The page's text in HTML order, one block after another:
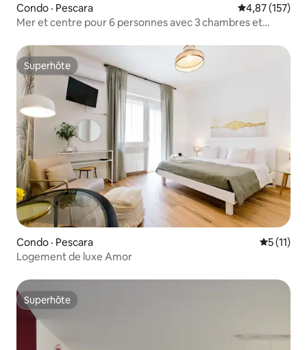
Condo · Pescara Note
4,87 (157)
Mer et centre pour 6 personnes avec 3 chambres et
Superhôte
Superhôte
Condo · Pescara Note
5 (11)
Logement de luxe Amor
Superhôte
Superhôte